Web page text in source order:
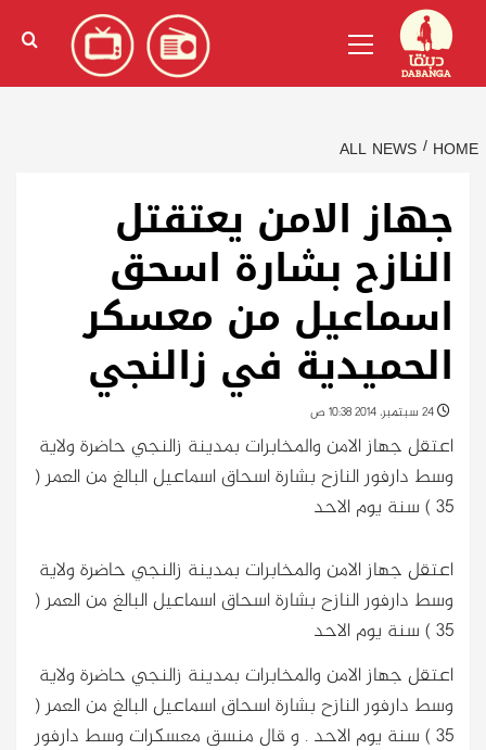
content
الإنجليزية)
Menu
HOME
ALL NEWS
جهاز الامن يعتقتل
النازح بشارة اسحق
اسماعيل من معسكر
الحميدية في زالنجي
اعتقل جهاز الامن والمخابرات بمدينة زالنجي حاضرة ولاية
وسط دارفور النازح بشارة اسحاق اسماعيل البالغ من العمر (
35 ) سنة يوم الاحد
اعتقل جهاز الامن والمخابرات بمدينة زالنجي حاضرة ولاية
وسط دارفور النازح بشارة اسحاق اسماعيل البالغ من العمر (
35 ) سنة يوم الاحد
اعتقل جهاز الامن والمخابرات بمدينة زالنجي حاضرة ولاية
وسط دارفور النازح بشارة اسحاق اسماعيل البالغ من العمر (
35 ) سنة يوم الاحد
. و قال منسق معسكرات وسط دارفور